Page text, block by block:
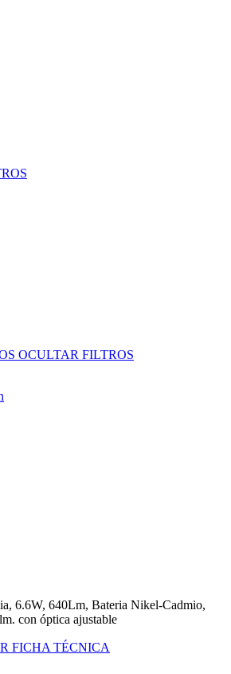
OCULTAR FILTROS
6.6W, 640Lm, Bateria Nikel-Cadmio,
con óptica ajustable
FICHA TÉCNICA